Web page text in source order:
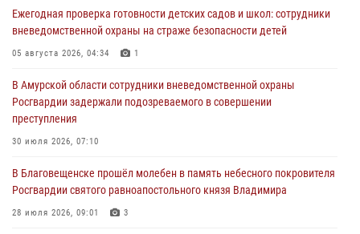
Ежегодная проверка готовности детских садов и школ: сотрудники
вневедомственной охраны на страже безопасности детей
05 августа 2026, 04:34 1
В Амурской области сотрудники вневедомственной охраны
Росгвардии задержали подозреваемого в совершении
преступления
30 июля 2026, 07:10
В Благовещенске прошёл молебен в память небесного покровителя
Росгвардии святого равноапостольного князя Владимира
28 июля 2026, 09:01 3